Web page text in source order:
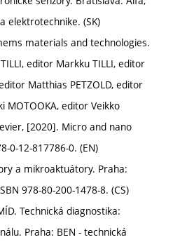
elektrotechnike. (SK)
materials and technologies.
editor Markku TILLI, editor
Matthias PETZOLD, editor
MOTOOKA, editor Veikko
[2020]. Micro and nano
0-12-817786-0. (EN)
a mikroaktuátory. Praha:
978-80-200-1478-8. (CS)
Technická diagnostika:
Praha: BEN - technická